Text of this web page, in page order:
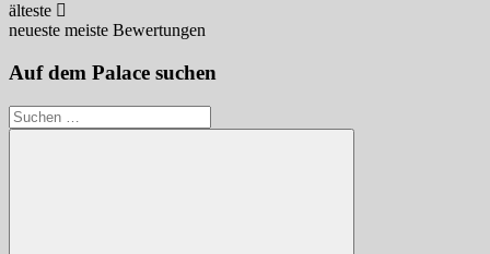
älteste
neueste meiste Bewertungen
Auf dem Palace suchen
Suchen
nach: